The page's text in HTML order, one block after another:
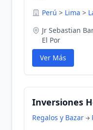
Perú > Lima >
Jr Sebastian
El Por
Ver Más
Inversiones
Regalos y Bazar